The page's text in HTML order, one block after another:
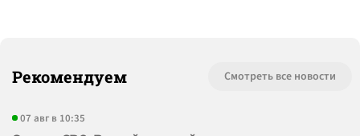
Рекомендуем Смотреть все новости
07 авг в 10:35